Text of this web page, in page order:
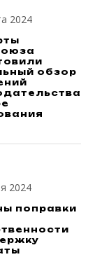
2024
обзор
2024
поправки